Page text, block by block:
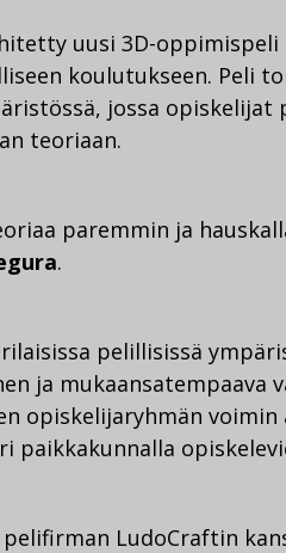
uusi 3D-oppimispeli
koulutukseen. Peli
jossa opiskelijat
teoriaan.
paremmin ja
.
pelillisissä
ja mukaansatempaava
opiskelijaryhmän voimin
LudoCraftin